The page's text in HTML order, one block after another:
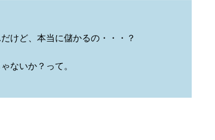
けど、本当に儲かるの・・・？
ないか？って。